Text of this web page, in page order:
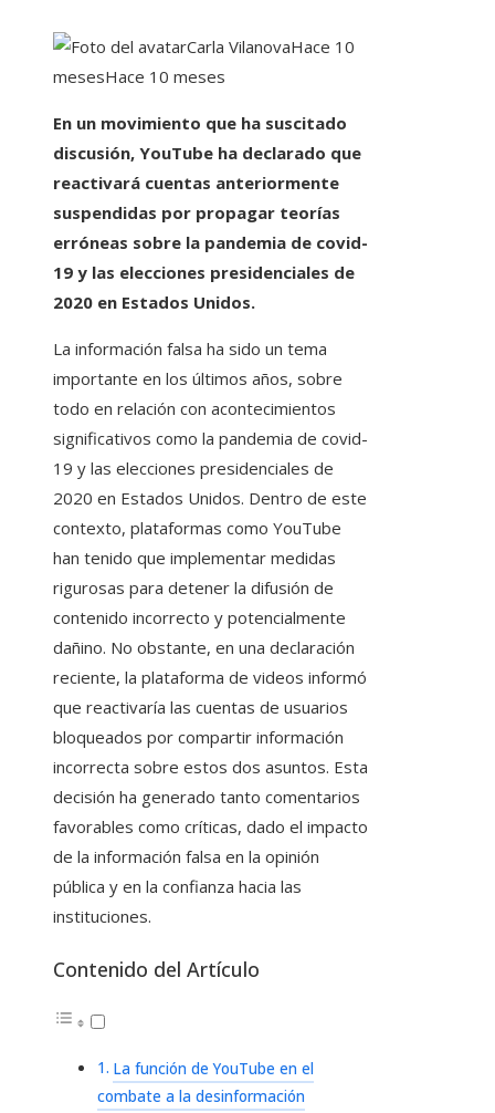
Carla VilanovaHace 10
mesesHace 10 meses
En un movimiento que ha suscitado
discusión, YouTube ha declarado que
reactivará cuentas anteriormente
suspendidas por propagar teorías
erróneas sobre la pandemia de covid-
19 y las elecciones presidenciales de
2020 en Estados Unidos.
La información falsa ha sido un tema
importante en los últimos años, sobre
todo en relación con acontecimientos
significativos como la pandemia de covid-
19 y las elecciones presidenciales de
2020 en Estados Unidos. Dentro de este
contexto, plataformas como YouTube
han tenido que implementar medidas
rigurosas para detener la difusión de
contenido incorrecto y potencialmente
dañino. No obstante, en una declaración
reciente, la plataforma de videos informó
que reactivaría las cuentas de usuarios
bloqueados por compartir información
incorrecta sobre estos dos asuntos. Esta
decisión ha generado tanto comentarios
favorables como críticas, dado el impacto
de la información falsa en la opinión
pública y en la confianza hacia las
instituciones.
Contenido del Artículo
La función de YouTube en el
combate a la desinformación